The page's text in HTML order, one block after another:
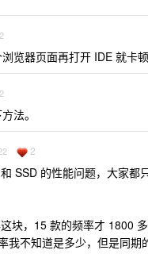
览器页面再打开 IDE 就卡
法。
2
SSD 的性能问题，大家
块，15 款的频率才 1800
我不知道是多少，但是同